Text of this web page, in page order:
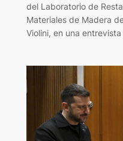
del Laboratorio de
Materiales de Madera
Violini, en una